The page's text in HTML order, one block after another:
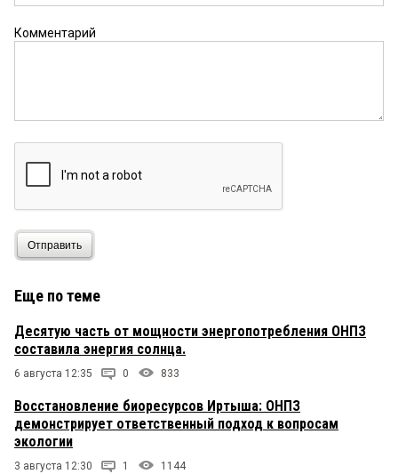
Комментарий
Отправить
Еще по теме
Десятую часть от мощности энергопотребления ОНПЗ
составила энергия солнца.
6 августа 12:35 0 833
Восстановление биоресурсов Иртыша: ОНПЗ
демонстрирует ответственный подход к вопросам
экологии
3 августа 12:30 1 1144